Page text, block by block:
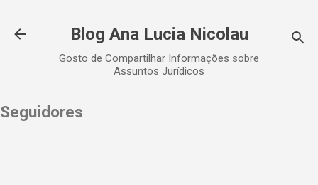
Blog Ana Lucia Nicolau
Gosto de Compartilhar Informações sobre
Assuntos Jurídicos
Seguidores